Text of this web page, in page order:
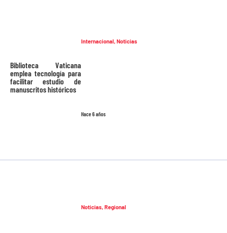
Internacional,Noticias
Hace 6 años
Biblioteca Vaticana
emplea tecnología para
facilitar estudio de
manuscritos históricos
Noticias,Regional